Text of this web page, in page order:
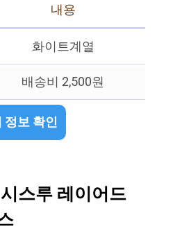
내용
화이트계열
배송비 2,500원
정보 확인
스루 레이어드